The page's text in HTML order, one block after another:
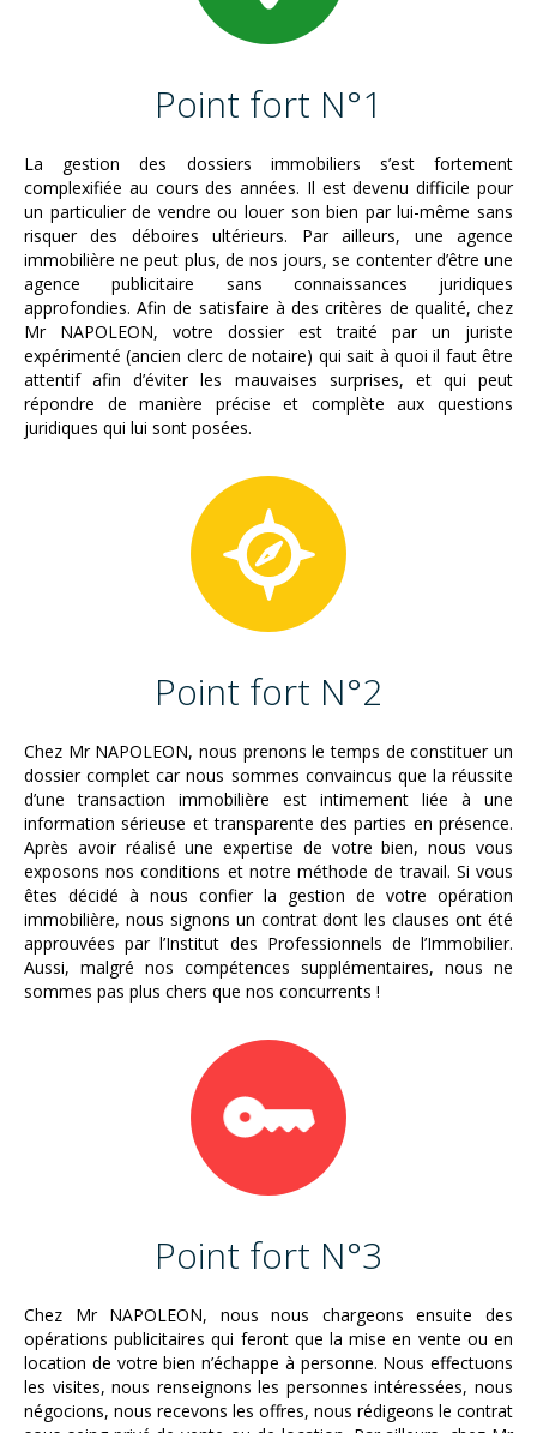
Point fort N°1
La gestion des dossiers immobiliers s’est fortement
complexifiée au cours des années. Il est devenu difficile pour
un particulier de vendre ou louer son bien par lui-même sans
risquer des déboires ultérieurs. Par ailleurs, une agence
immobilière ne peut plus, de nos jours, se contenter d’être une
agence publicitaire sans connaissances juridiques
approfondies. Afin de satisfaire à des critères de qualité, chez
Mr NAPOLEON, votre dossier est traité par un juriste
expérimenté (ancien clerc de notaire) qui sait à quoi il faut être
attentif afin d’éviter les mauvaises surprises, et qui peut
répondre de manière précise et complète aux questions
juridiques qui lui sont posées.
Point fort N°2
Chez Mr NAPOLEON, nous prenons le temps de constituer un
dossier complet car nous sommes convaincus que la réussite
d’une transaction immobilière est intimement liée à une
information sérieuse et transparente des parties en présence.
Après avoir réalisé une expertise de votre bien, nous vous
exposons nos conditions et notre méthode de travail. Si vous
êtes décidé à nous confier la gestion de votre opération
immobilière, nous signons un contrat dont les clauses ont été
approuvées par l’Institut des Professionnels de l’Immobilier.
Aussi, malgré nos compétences supplémentaires, nous ne
sommes pas plus chers que nos concurrents !
Point fort N°3
Chez Mr NAPOLEON, nous nous chargeons ensuite des
opérations publicitaires qui feront que la mise en vente ou en
location de votre bien n’échappe à personne. Nous effectuons
les visites, nous renseignons les personnes intéressées, nous
négocions, nous recevons les offres, nous rédigeons le contrat